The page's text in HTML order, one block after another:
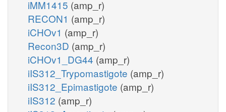
iMM1415 (amp_r)
RECON1 (amp_r)
iCHOv1 (amp_r)
Recon3D (amp_r)
iCHOv1_DG44 (amp_r)
iIS312_Trypomastigote (amp_r)
iIS312_Epimastigote (amp_r)
iIS312 (amp_r)